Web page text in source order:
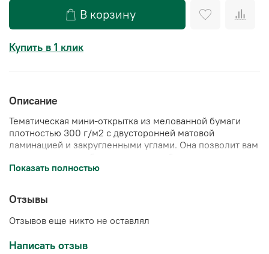
В корзину
Купить в 1 клик
Описание
Тематическая мини-открытка из мелованной бумаги
плотностью 300 г/м2 с двусторонней матовой
ламинацией и закругленными углами. Она позволит вам
самым особенным людям в вашей жизни.
Показать полностью
Отзывы
Отзывов еще никто не оставлял
Написать отзыв